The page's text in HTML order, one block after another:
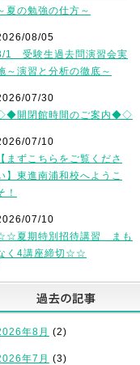
夏の勉強の仕方～
08/05
1 受験生過去問演習会実
～演習と分析の徹底～
07/30
開閉館時間のご案内◆◇
07/10
【まずこちらをご覧くださ
】東進南浦和校へようこ
！
07/10
夏期特別招待講習 まも
く4講座締切☆☆
年8月 (2)
年7月 (3)